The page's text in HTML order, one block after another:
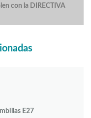
con la DIRECTIVA
E27